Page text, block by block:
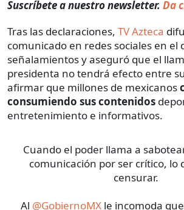
Suscríbete a nuestro newsletter. Da
Tras las declaraciones, TV Azteca
comunicado en redes sociales en el
señalamientos y aseguró que el
presidenta no tendrá efecto entre
afirmar que millones de mexicanos
consumiendo sus contenidos
entretenimiento e informativos.
Cuando el poder llama a
comunicación por ser crítico, lo
censurar.
Al @GobiernoMX le incomoda